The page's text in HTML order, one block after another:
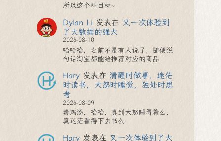
所以这个叫目标~
Dylan Li 发表在 又一次体验到
了大数据的强大
2026-08-10
哈哈哈，之前不是有人说了，随便说
句话淘宝都能给推荐对应的商品
Hary 发表在 清醒时做事，迷茫
时读书，大怒时睡觉，独处时思
考
2026-08-09
毒鸡汤，哈哈，真到大怒睡得着么，
真迷茫看得下去书么
Hary 发表在 又一次体验到了大